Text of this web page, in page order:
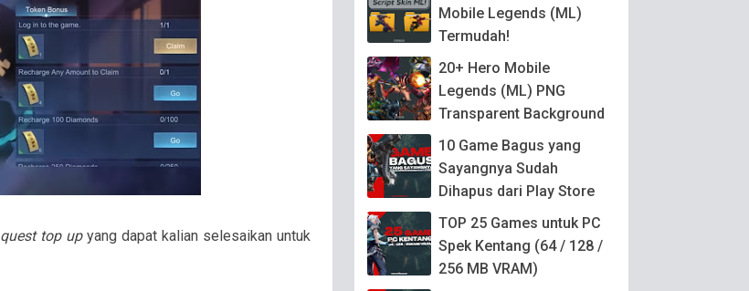
quest top upyang dapat kalian selesaikan untuk
Mobile Legends (ML)
Termudah!
20+ Hero Mobile
Legends (ML) PNG
Transparent Background
10 Game Bagus yang
Sayangnya Sudah
Dihapus dari Play Store
TOP 25 Games untuk PC
Spek Kentang (64 / 128 /
256 MB VRAM)